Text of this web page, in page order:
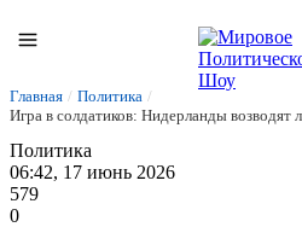
Главная / Политика /
Игра в солдатиков: Нидерланды возводят
Политика
06:42, 17 июнь 2026
579
0